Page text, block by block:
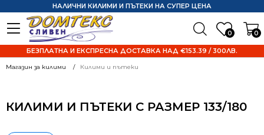
0 0
НАЛИЧНИ КИЛИМИ И ПЪТЕКИ НА СУПЕР ЦЕНА
БЕЗПЛАТНА И ЕКСПРЕСНА ДОСТАВКА НАД €153.39 / 300ЛВ.
Магазин за килими Килими и пътеки
КИЛИМИ И ПЪТЕКИ С РАЗМЕР 133/180